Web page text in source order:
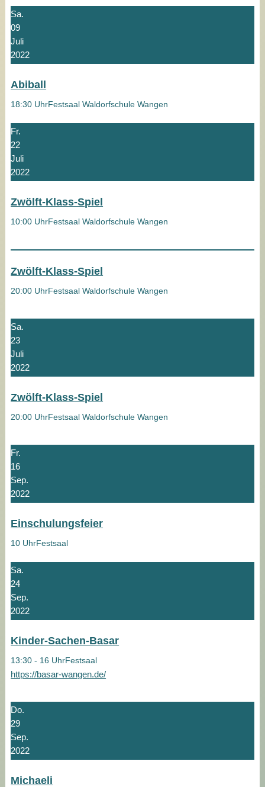
Sa.
09
Juli
2022
Abiball
18:30 UhrFestsaal Waldorfschule Wangen
Fr.
22
Juli
2022
Zwölft-Klass-Spiel
10:00 UhrFestsaal Waldorfschule Wangen
Zwölft-Klass-Spiel
20:00 UhrFestsaal Waldorfschule Wangen
Sa.
23
Juli
2022
Zwölft-Klass-Spiel
20:00 UhrFestsaal Waldorfschule Wangen
Fr.
16
Sep.
2022
Einschulungsfeier
10 UhrFestsaal
Sa.
24
Sep.
2022
Kinder-Sachen-Basar
13:30 - 16 UhrFestsaal
https://basar-wangen.de/
Do.
29
Sep.
2022
Michaeli